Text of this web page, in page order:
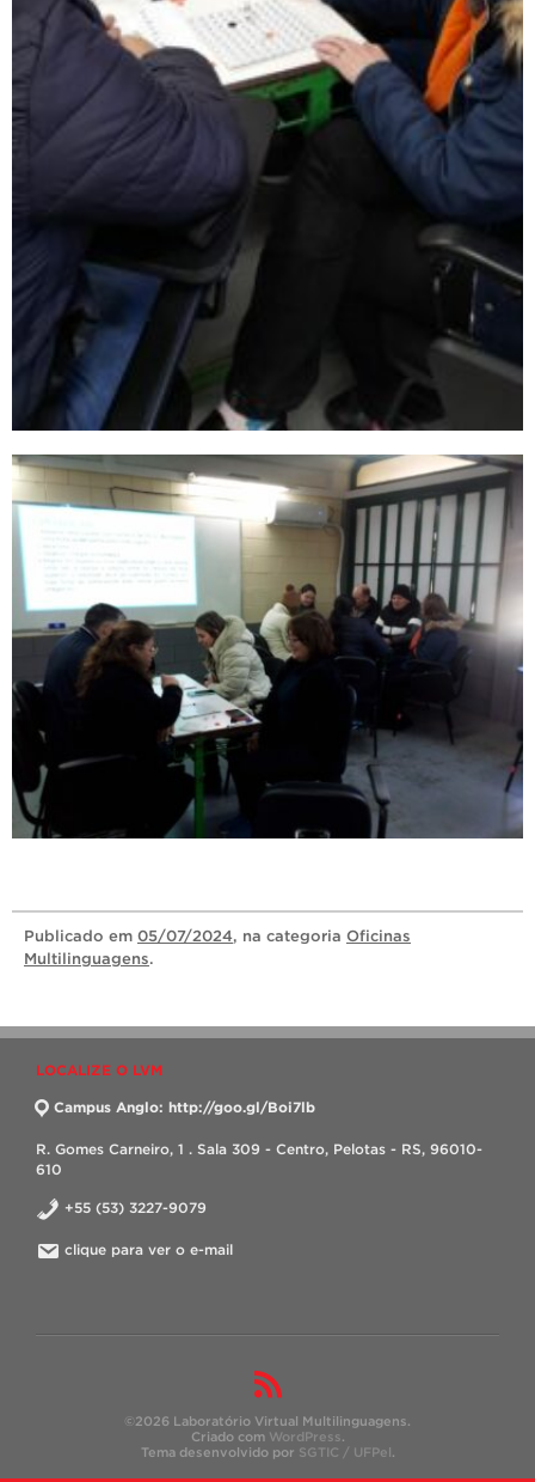
Publicado em 05/07/2024, na categoria Oficinas
Multilinguagens.
LOCALIZE O LVM
Campus Anglo: http://goo.gl/Boi7lb
R. Gomes Carneiro, 1 . Sala 309 - Centro, Pelotas - RS, 96010-
610
+55 (53) 3227-9079
clique para ver o e-mail
©2026 Laboratório Virtual Multilinguagens.
Criado com WordPress.
Tema desenvolvido por SGTIC / UFPel.